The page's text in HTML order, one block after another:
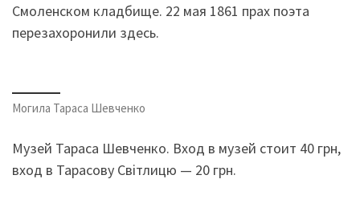
Смоленском кладбище. 22 мая 1861 прах поэта
перезахоронили здесь.
Могила Тараса Шевченко
Музей Тараса Шевченко. Вход в музей стоит 40 грн,
вход в Тарасову Світлицю — 20 грн.